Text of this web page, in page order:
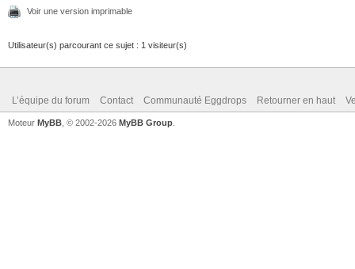
Voir une version imprimable
Utilisateur(s) parcourant ce sujet : 1 visiteur(s)
L’équipe du forum Contact Communauté Eggdrops Retourner en haut
Moteur MyBB , © 2002-2026 MyBB Group